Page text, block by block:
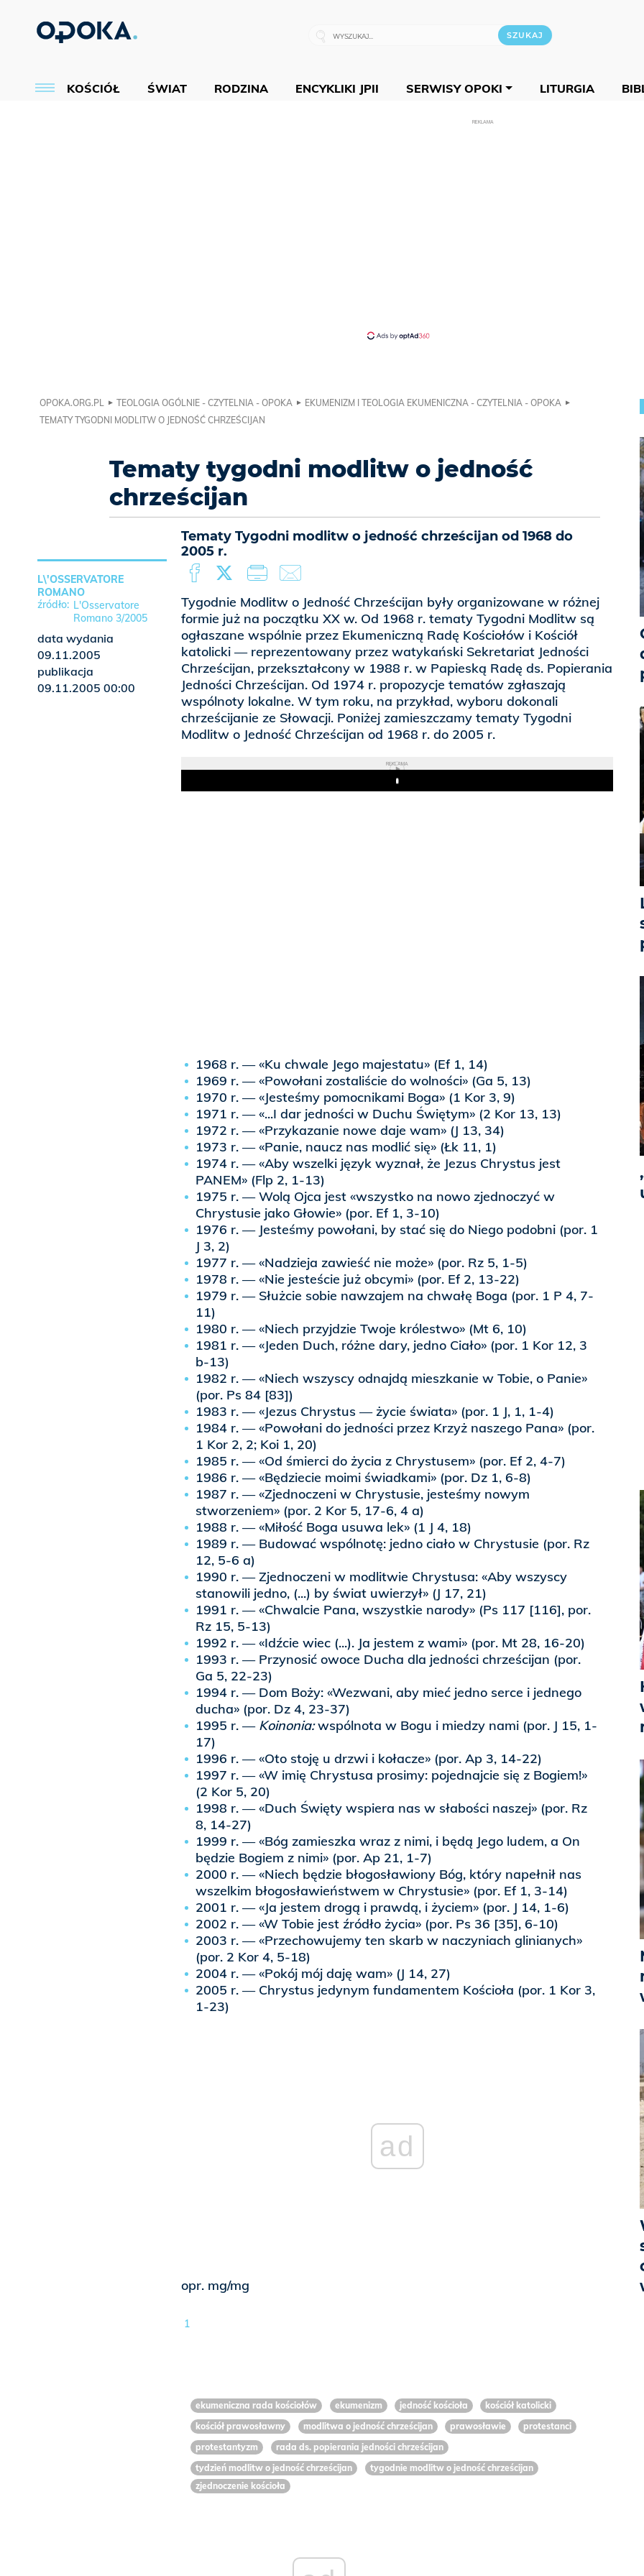
KOŚCIÓŁ ŚWIAT RODZINA ENCYKLIKI JPII SERWISY OPOKI LITURGIA
REKLAMA
OPOKA.ORG.PL TEOLOGIA OGÓLNIE - CZYTELNIA - OPOKA
EKUMENIZM I TEOLOGIA EKUMENICZNA - CZYTELNIA - OPOKA
TEMATY TYGODNI MODLITW O JEDNOŚĆ CHRZEŚCIJAN
Tematy tygodni modlitw o jedność
chrześcijan
Tematy Tygodni modlitw o jedność chrześcijan od 1968 do
2005 r.
Tygodnie Modlitw o Jedność Chrześcijan były organizowane w różnej
formie już na początku XX w. Od 1968 r. tematy Tygodni Modlitw są
ogłaszane wspólnie przez Ekumeniczną Radę Kościołów i Kościół
katolicki — reprezentowany przez watykański Sekretariat Jedności
Chrześcijan, przekształcony w 1988 r. w Papieską Radę ds. Popierania
Jedności Chrześcijan. Od 1974 r. propozycje tematów zgłaszają
wspólnoty lokalne. W tym roku, na przykład, wyboru dokonali
chrześcijanie ze Słowacji. Poniżej zamieszczamy tematy Tygodni
Modlitw o Jedność Chrześcijan od 1968 r. do 2005 r.
REKLAMA
Play
1968 r. — «Ku chwale Jego majestatu» (Ef 1, 14)
1969 r. — «Powołani zostaliście do wolności» (Ga 5, 13)
1970 r. — «Jesteśmy pomocnikami Boga» (1 Kor 3, 9)
1971 r. — «...I dar jedności w Duchu Świętym» (2 Kor 13, 13)
1972 r. — «Przykazanie nowe daje wam» (J 13, 34)
1973 r. — «Panie, naucz nas modlić się» (Łk 11, 1)
1974 r. — «Aby wszelki język wyznał, że Jezus Chrystus jest
PANEM» (Flp 2, 1-13)
1975 r. — Wolą Ojca jest «wszystko na nowo zjednoczyć w
Chrystusie jako Głowie» (por. Ef 1, 3-10)
1976 r. — Jesteśmy powołani, by stać się do Niego podobni (por. 1
J 3, 2)
1977 r. — «Nadzieja zawieść nie może» (por. Rz 5, 1-5)
1978 r. — «Nie jesteście już obcymi» (por. Ef 2, 13-22)
1979 r. — Służcie sobie nawzajem na chwałę Boga (por. 1 P 4, 7-
11)
1980 r. — «Niech przyjdzie Twoje królestwo» (Mt 6, 10)
1981 r. — «Jeden Duch, różne dary, jedno Ciało» (por. 1 Kor 12, 3
b-13)
1982 r. — «Niech wszyscy odnajdą mieszkanie w Tobie, o Panie»
(por. Ps 84 [83])
1983 r. — «Jezus Chrystus — życie świata» (por. 1 J, 1, 1-4)
1984 r. — «Powołani do jedności przez Krzyż naszego Pana» (por.
1 Kor 2, 2; Koi 1, 20)
1985 r. — «Od śmierci do życia z Chrystusem» (por. Ef 2, 4-7)
1986 r. — «Będziecie moimi świadkami» (por. Dz 1, 6-8)
1987 r. — «Zjednoczeni w Chrystusie, jesteśmy nowym
stworzeniem» (por. 2 Kor 5, 17-6, 4 a)
1988 r. — «Miłość Boga usuwa lek» (1 J 4, 18)
1989 r. — Budować wspólnotę: jedno ciało w Chrystusie (por. Rz
12, 5-6 a)
1990 r. — Zjednoczeni w modlitwie Chrystusa: «Aby wszyscy
stanowili jedno, (...) by świat uwierzył» (J 17, 21)
1991 r. — «Chwalcie Pana, wszystkie narody» (Ps 117 [116], por.
Rz 15, 5-13)
1992 r. — «Idźcie wiec (...). Ja jestem z wami» (por. Mt 28, 16-20)
1993 r. — Przynosić owoce Ducha dla jedności chrześcijan (por.
Ga 5, 22-23)
1994 r. — Dom Boży: «Wezwani, aby mieć jedno serce i jednego
ducha» (por. Dz 4, 23-37)
1995 r. — Koinonia:wspólnota w Bogu i miedzy nami (por. J 15, 1-
17)
1996 r. — «Oto stoję u drzwi i kołacze» (por. Ap 3, 14-22)
1997 r. — «W imię Chrystusa prosimy: pojednajcie się z Bogiem!»
(2 Kor 5, 20)
1998 r. — «Duch Święty wspiera nas w słabości naszej» (por. Rz
8, 14-27)
1999 r. — «Bóg zamieszka wraz z nimi, i będą Jego ludem, a On
będzie Bogiem z nimi» (por. Ap 21, 1-7)
2000 r. — «Niech będzie błogosławiony Bóg, który napełnił nas
wszelkim błogosławieństwem w Chrystusie» (por. Ef 1, 3-14)
2001 r. — «Ja jestem drogą i prawdą, i życiem» (por. J 14, 1-6)
2002 r. — «W Tobie jest źródło życia» (por. Ps 36 [35], 6-10)
2003 r. — «Przechowujemy ten skarb w naczyniach glinianych»
(por. 2 Kor 4, 5-18)
2004 r. — «Pokój mój daję wam» (J 14, 27)
2005 r. — Chrystus jedynym fundamentem Kościoła (por. 1 Kor 3,
1-23)
ad
opr. mg/mg
1
L\'OSSERVATORE
ROMANO
L'Osservatore
Romano 3/2005
data wydania
09.11.2005
publikacja
09.11.2005 00:00
ekumeniczna rada kościołów ekumenizm jedność kościoła
kościół katolicki
kościół prawosławny
modlitwa o jedność chrześcijan prawosławie
protestanci
protestantyzm
rada ds. popierania jedności chrześcijan
tydzień modlitw o jedność chrześcijan
tygodnie modlitw o jedność chrześcijan
zjednoczenie kościoła